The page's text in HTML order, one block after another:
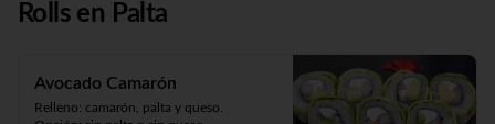
teriyaki).
Rolls en Palta
Avocado Camarón
Relleno: camarón, palta y queso.